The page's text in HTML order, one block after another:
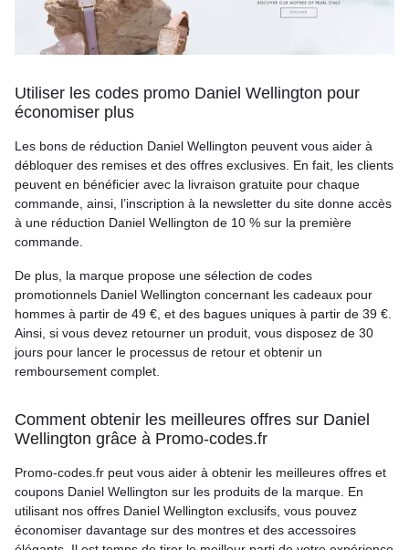
Utiliser les codes promo Daniel Wellington pour
économiser plus
Les bons de réduction Daniel Wellington peuvent vous aider à
débloquer des remises et des offres exclusives. En fait, les clients
peuvent en bénéficier avec la livraison gratuite pour chaque
commande, ainsi, l’inscription à la newsletter du site donne accès
à une réduction Daniel Wellington de 10 % sur la première
commande.
De plus, la marque propose une sélection de codes
promotionnels Daniel Wellington concernant les cadeaux pour
hommes à partir de 49 €, et des bagues uniques à partir de 39 €.
Ainsi, si vous devez retourner un produit, vous disposez de 30
jours pour lancer le processus de retour et obtenir un
remboursement complet.
Comment obtenir les meilleures offres sur Daniel
Wellington grâce à Promo-codes.fr
Promo-codes.fr peut vous aider à obtenir les meilleures offres et
coupons Daniel Wellington sur les produits de la marque. En
utilisant nos offres Daniel Wellington exclusifs, vous pouvez
économiser davantage sur des montres et des accessoires